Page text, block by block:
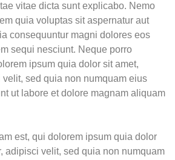
vitae dicta sunt explicabo. Nemo
quia voluptas sit aspernatur aut
consequuntur magni dolores eos
sequi nesciunt. Neque porro
ipsum quia dolor sit amet,
sed quia non numquam eius
ut labore et dolore magnam aliquam
est, qui dolorem ipsum quia dolor
adipisci velit, sed quia non numquam